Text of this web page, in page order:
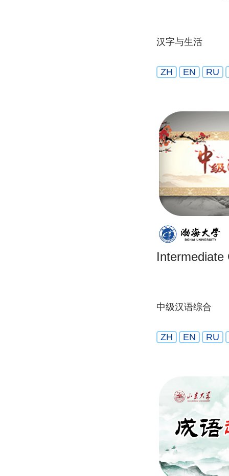
汉字与生活
ZH EN RU
Intermediate
中级汉语综合
ZH EN RU